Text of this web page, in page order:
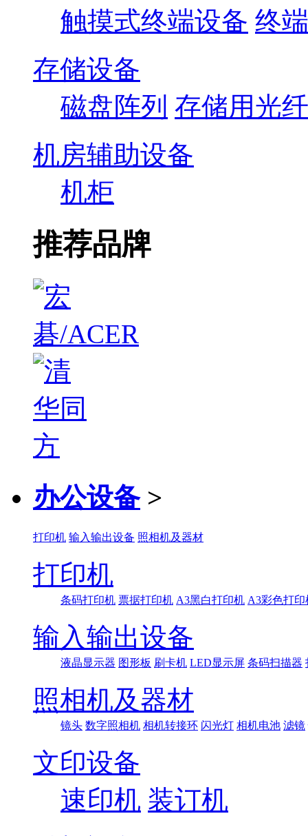
触摸式终端设备 终
存储设备
磁盘阵列 存储用光
机房辅助设备
机柜
推荐品牌
办公设备 >
打印机 输入输出设备 照相机及器材
打印机
条码打印机 票据打印机 A3黑白打印机 A3彩色打印
输入输出设备
液晶显示器 图形板 刷卡机 LED显示屏 条码扫描器
照相机及器材
镜头 数字照相机 相机转接环 闪光灯 相机电池 滤镜
文印设备
速印机 装订机